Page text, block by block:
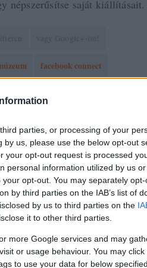
parties, or processing of your
us, please use the below opt-out
your opt-out request is processed
personal information utilized by us
opt-out. You may separately
by third parties on the IAB’s list of
by us to third parties on the
it to other third parties.
more Google services and may
or usage behaviour. You may
to use your data for below
népszerűsítse saját kiállításait.
facebook connect
értük aszolgáltatás technikai üzemeltetője semmilyen
feltételekbenés azadatvédelmi tájékoztatóban.
2009.07.24. 12:09:01
Mert ha wiw, hi5 vagy